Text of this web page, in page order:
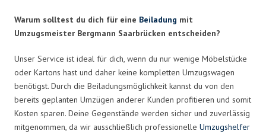
Warum solltest du dich für eine Beiladung mit
Umzugsmeister Bergmann Saarbrücken entscheiden?
Unser Service ist ideal für dich, wenn du nur wenige Möbelstücke
oder Kartons hast und daher keine kompletten Umzugswagen
benötigst. Durch die Beiladungsmöglichkeit kannst du von den
bereits geplanten Umzügen anderer Kunden profitieren und somit
Kosten sparen. Deine Gegenstände werden sicher und zuverlässig
mitgenommen, da wir ausschließlich professionelle Umzugshelfer